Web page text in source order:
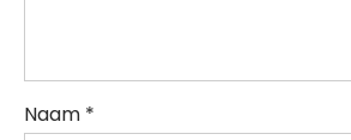
Naam *